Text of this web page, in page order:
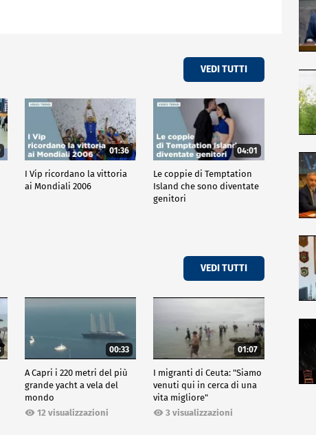
VEDI TUTTI
01:36
I Vip ricordano la vittoria
ai Mondiali 2006
04:01
Le coppie di Temptation
Island che sono diventate
genitori
VEDI TUTTI
00:33
A Capri i 220 metri del più
grande yacht a vela del
mondo
12 visualizzazioni
01:07
I migranti di Ceuta: "Siamo
venuti qui in cerca di una
vita migliore"
3 visualizzazioni